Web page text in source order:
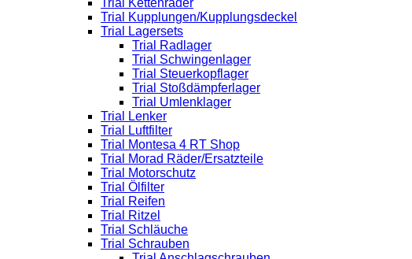
Trial Kettenräder
Trial Kupplungen/Kupplungsdeckel
Trial Lagersets
Trial Radlager
Trial Schwingenlager
Trial Steuerkopflager
Trial Stoßdämpferlager
Trial Umlenklager
Trial Lenker
Trial Luftfilter
Trial Montesa 4 RT Shop
Trial Morad Räder/Ersatzteile
Trial Motorschutz
Trial Ölfilter
Trial Reifen
Trial Ritzel
Trial Schläuche
Trial Schrauben